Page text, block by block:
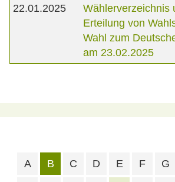
22.01.2025
Wählerverzeichnis
Erteilung von
Wahl zum
am 23.02.2025
A B C D E F G